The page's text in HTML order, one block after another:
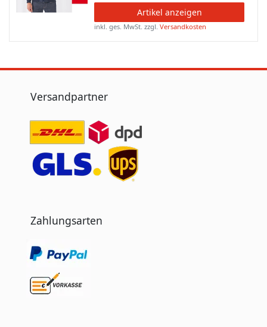
Artikel anzeigen
inkl. ges. MwSt. zzgl.Versandkosten
Versandpartner
Zahlungsarten